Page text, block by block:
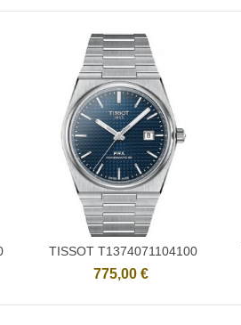
Ajouter
TISSOT T1374071104100
775,00 €